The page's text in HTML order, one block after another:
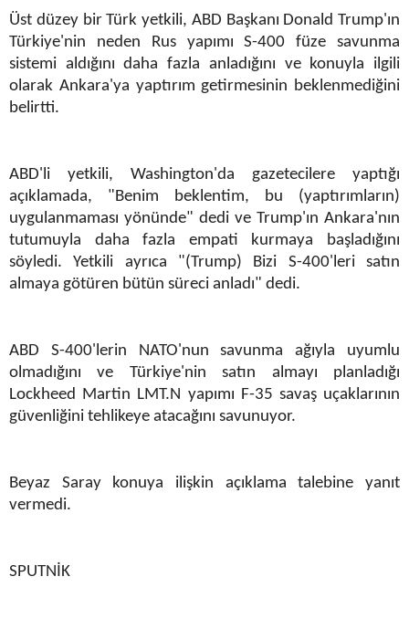
Üst düzey bir Türk yetkili, ABD Başkanı Donald Trump'ın
Türkiye'nin neden Rus yapımı S-400 füze savunma
sistemi aldığını daha fazla anladığını ve konuyla ilgili
olarak Ankara'ya yaptırım getirmesinin beklenmediğini
belirtti.
ABD'li yetkili, Washington'da gazetecilere yaptığı
açıklamada, "Benim beklentim, bu (yaptırımların)
uygulanmaması yönünde" dedi ve Trump'ın Ankara'nın
tutumuyla daha fazla empati kurmaya başladığını
söyledi. Yetkili ayrıca "(Trump) Bizi S-400'leri satın
almaya götüren bütün süreci anladı" dedi.
ABD S-400'lerin NATO'nun savunma ağıyla uyumlu
olmadığını ve Türkiye'nin satın almayı planladığı
Lockheed Martin LMT.N yapımı F-35 savaş uçaklarının
güvenliğini tehlikeye atacağını savunuyor.
Beyaz Saray konuya ilişkin açıklama talebine yanıt
vermedi.
SPUTNİK